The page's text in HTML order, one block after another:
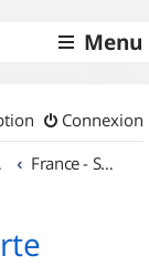
Menu
Connexion
France - Sud Est